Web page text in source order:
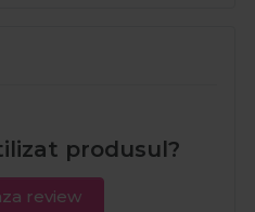
produsul?
review